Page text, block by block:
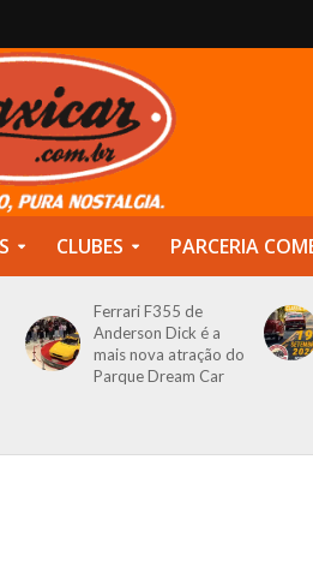
CLUBES PARCERIA
Ferrari F355 de
Anderson Dick é a
mais nova atração do
Parque Dream Car